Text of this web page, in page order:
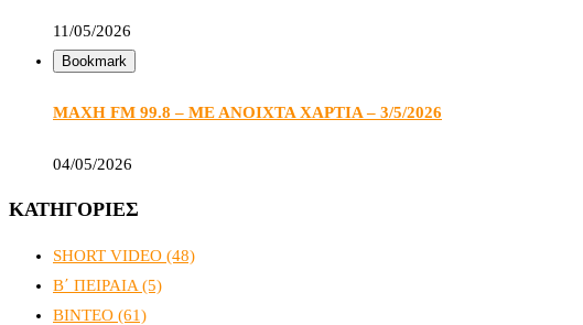
11/05/2026
Bookmark
ΜΑΧΗ FM 99.8 – ΜΕ ΑΝΟΙΧΤΑ ΧΑΡΤΙΑ – 3/5/2026
04/05/2026
ΚΑΤΗΓΟΡΙΕΣ
SHORT VIDEO (48)
Β΄ ΠΕΙΡΑΙΑ (5)
ΒΙΝΤΕΟ (61)